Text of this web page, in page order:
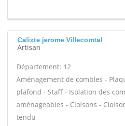
Calixte jerome Villecomtal
Artisan
Département: 12
Aménagement de combles -
plafond - Staff - Isolation des
aménageables - Cloisons -
tendu -